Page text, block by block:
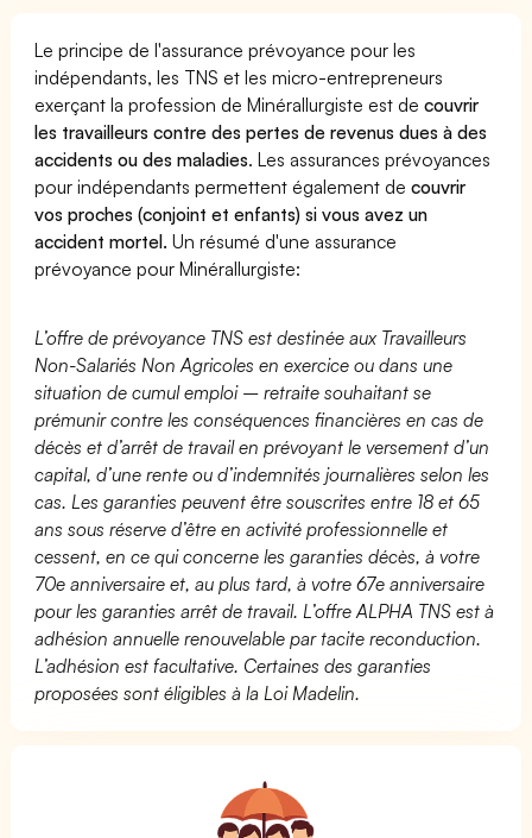
Le principe de l'assurance prévoyance pour les
indépendants, les TNS et les micro-entrepreneurs
exerçant la profession de Minérallurgiste est decouvrir
les travailleurs contre des pertes de revenus dues à des
accidents ou des maladies. Les assurances prévoyances
pour indépendants permettent également decouvrir
vos proches (conjoint et enfants) si vous avez un
accident mortel. Un résumé d'une assurance
prévoyance pour Minérallurgiste:
L’offre de prévoyance TNS est destinée aux Travailleurs
Non-Salariés Non Agricoles en exercice ou dans une
situation de cumul emploi – retraite souhaitant se
prémunir contre les conséquences financières en cas de
décès et d’arrêt de travail en prévoyant le versement d’un
capital, d’une rente ou d’indemnités journalières selon les
cas. Les garanties peuvent être souscrites entre 18 et 65
ans sous réserve d’être en activité professionnelle et
cessent, en ce qui concerne les garanties décès, à votre
70e anniversaire et, au plus tard, à votre 67e anniversaire
pour les garanties arrêt de travail. L’offre ALPHA TNS est à
adhésion annuelle renouvelable par tacite reconduction.
L’adhésion est facultative. Certaines des garanties
proposées sont éligibles à la Loi Madelin.